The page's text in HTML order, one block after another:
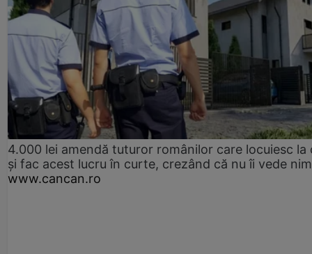
4.000 lei amendă tuturor românilor care locuiesc la
și fac acest lucru în curte, crezând că nu îi vede
www.cancan.ro